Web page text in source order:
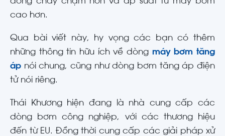
cao hơn.
Qua bài viết này, hy vọng các bạn có thêm
những thông tin hữu ích về dòng máy bơm tăng
áp nói chung, cũng như dòng bơm tăng áp điện
tử nói riêng.
Thái Khương hiện đang là nhà cung cấp các
dòng bơm công nghiệp, với các thương hiệu
đến từ EU. Đồng thời cung cấp các giải pháp xử